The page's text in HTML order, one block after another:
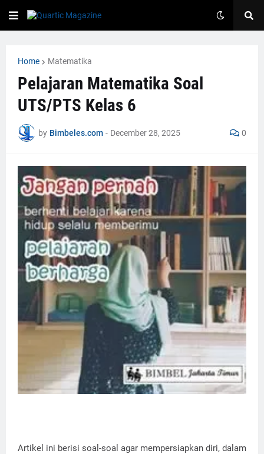
Home Matematika
Pelajaran Matematika Soal
UTS/PTS Kelas 6
by Bimbeles.com - December 28, 2025 0
Artikel ini berisi soal-soal agar mempersiapkan diri, dalam